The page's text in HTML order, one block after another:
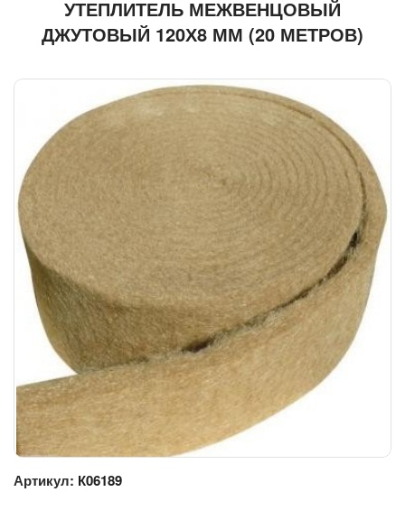
УТЕПЛИТЕЛЬ МЕЖВЕНЦОВЫЙ
ДЖУТОВЫЙ 120Х8 ММ (20 МЕТРОВ)
Артикул: К06189